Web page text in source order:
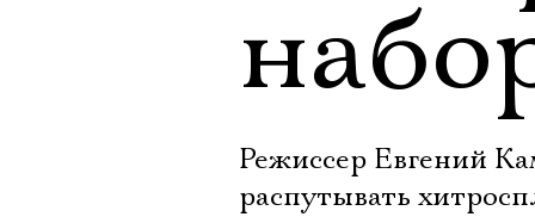
Как добраться
Режиссер Евгений
распутывать